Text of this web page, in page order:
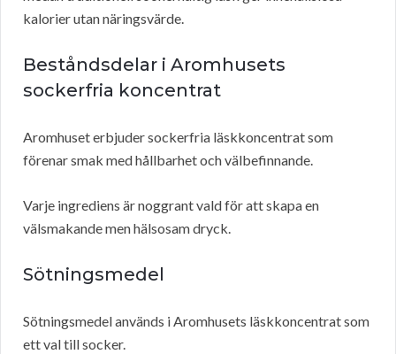
kalorier utan näringsvärde.
Beståndsdelar i Aromhusets
sockerfria koncentrat
Aromhuset erbjuder sockerfria läskkoncentrat som
förenar smak med hållbarhet och välbefinnande.
Varje ingrediens är noggrant vald för att skapa en
välsmakande men hälsosam dryck.
Sötningsmedel
Sötningsmedel används i Aromhusets läskkoncentrat som
ett val till socker.